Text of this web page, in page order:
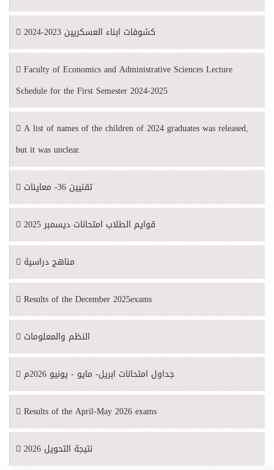
كشوفات ابناء العسكريين 2023-2024
Faculty of Economics and Administrative Sciences Lecture
Schedule for the First Semester 2024-2025
A list of names of the children of 2024 graduates was released,
but it was unclear.
تقنيين 36- معاينات
قوايم الطلاب امتحانات ديسمبر 2025
مناهج دراسية
Results of the December 2025exams
النظم والمعلومات
جداول امتحانات ابريل- مايو - يونيو 2026م
Results of the April-May 2026 exams
نتيجة التحويل 2026